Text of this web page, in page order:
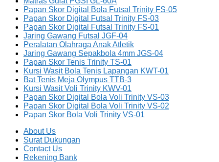
Papan Skor Digital Bola Futsal Trinity FS-05
Papan Skor Digital Futsal Trinity FS-03
Papan Skor Digital Futsal Trinity FS-01
Jaring Gawang Futsal JGF-04
Peralatan Olahraga Anak Atletik
Jaring Gawang Sepakbola 4mm JGS-04
Papan Skor Tenis Trinity TS-01
Kursi Wasit Bola Tenis Lapangan KWT-01
Bat Tenis Meja Olympus TTB-3
Kursi Wasit Voli Trinity KWV-01
Papan Skor Digital Bola Voli Trinity VS-03
Papan Skor Digital Bola Voli Trinity VS-02
Papan Skor Bola Voli Trinity VS-01
About Us
Surat Dukungan
Contact Us
Rekening Bank